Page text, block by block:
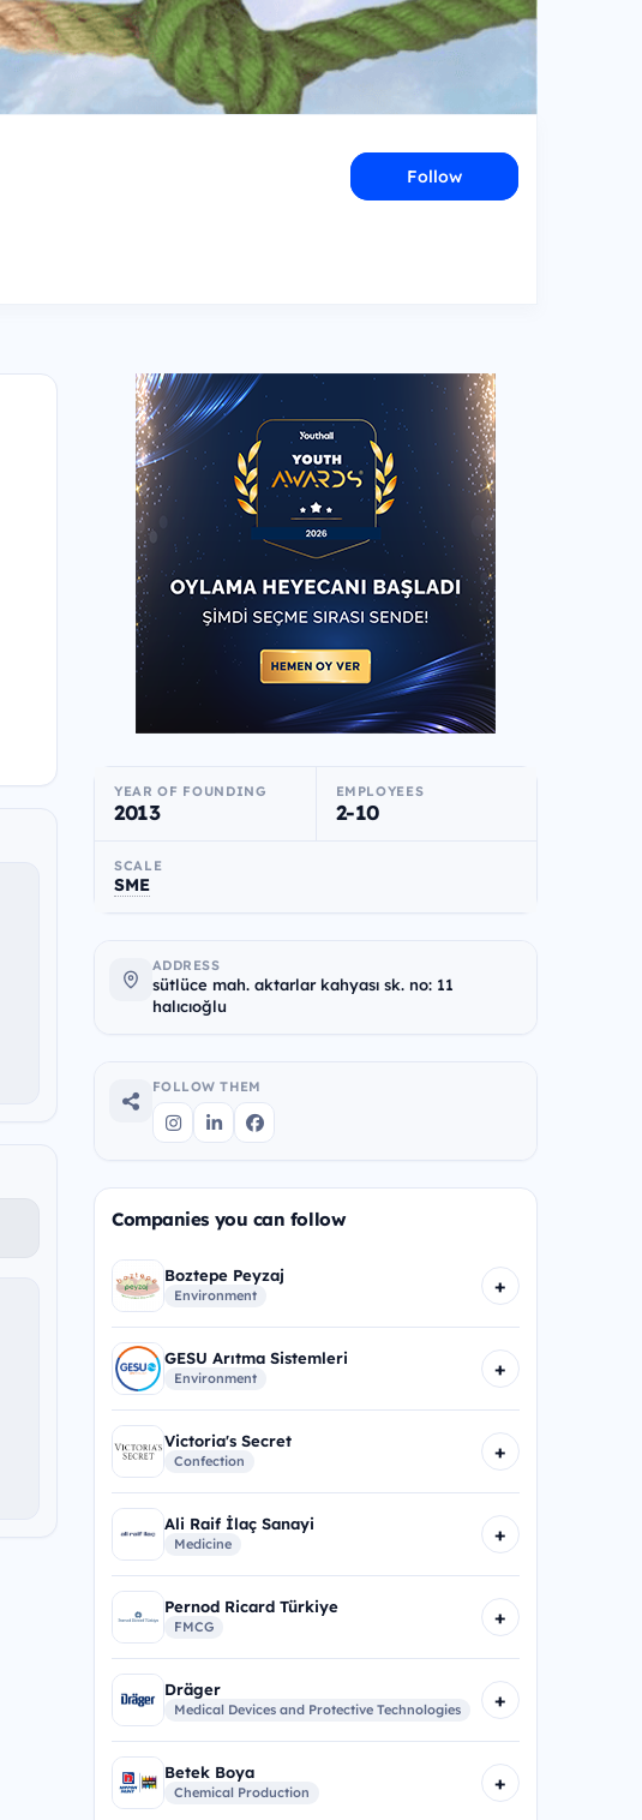
Follow
YEAR OF FOUNDING
2013
EMPLOYEES
2-10
SCALE
SME
ADDRESS
sütlüce mah. aktarlar kahyası sk. no: 11
halıcıoğlu
FOLLOW THEM
Companies you can follow
Boztepe Peyzaj
Environment +
GESU Arıtma Sistemleri
Environment +
Victoria's Secret
Confection +
Ali Raif İlaç Sanayi
Medicine +
Pernod Ricard Türkiye
FMCG +
Dräger
Medical Devices and Protective Technologies +
Betek Boya
Chemical Production +